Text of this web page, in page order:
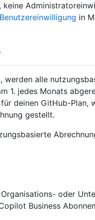
keine
Benutzereinwilligung in
werden alle
1. jedes Monats
deinen GitHub-Plan,
gestellt.
oder
Business